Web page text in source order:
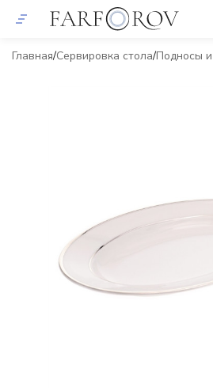
Главная Сервировка стола Подносы